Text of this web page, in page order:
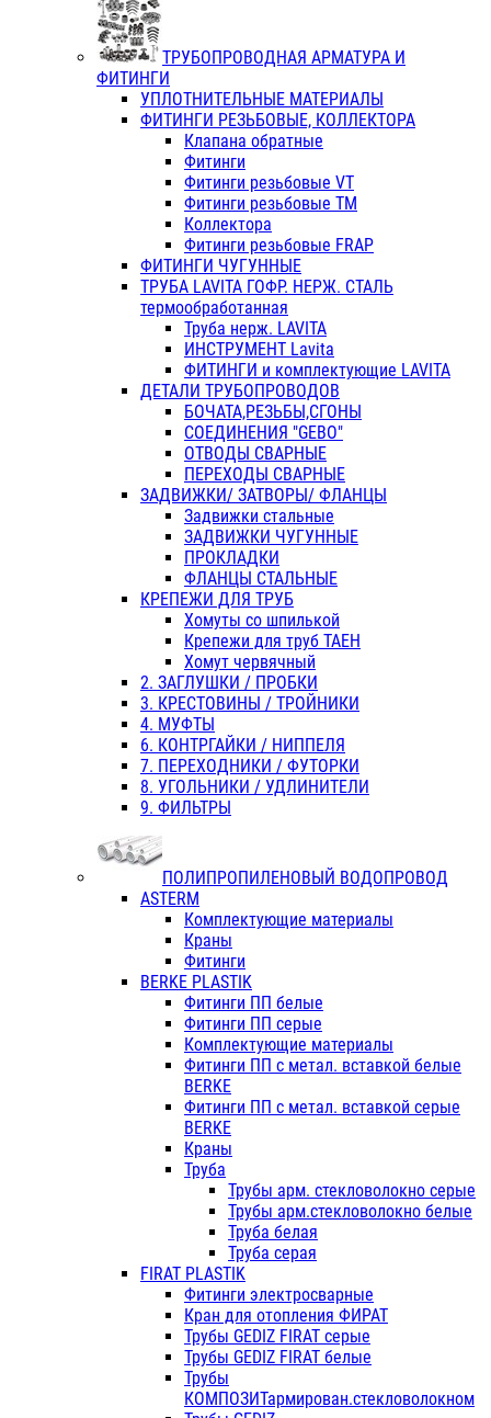
ТРУБОПРОВОДНАЯ АРМАТУРА И
ФИТИНГИ
УПЛОТНИТЕЛЬНЫЕ МАТЕРИАЛЫ
ФИТИНГИ РЕЗЬБОВЫЕ, КОЛЛЕКТОРА
Клапана обратные
Фитинги
Фитинги резьбовые VT
Фитинги резьбовые ТМ
Коллектора
Фитинги резьбовые FRAP
ФИТИНГИ ЧУГУННЫЕ
ТРУБА LAVITA ГОФР. НЕРЖ. СТАЛЬ
термообработанная
Труба нерж. LAVITA
ИНСТРУМЕНТ Lavita
ФИТИНГИ и комплектующие LAVITA
ДЕТАЛИ ТРУБОПРОВОДОВ
БОЧАТА,РЕЗЬБЫ,СГОНЫ
СОЕДИНЕНИЯ "GEBO"
ОТВОДЫ СВАРНЫЕ
ПЕРЕХОДЫ СВАРНЫЕ
ЗАДВИЖКИ/ ЗАТВОРЫ/ ФЛАНЦЫ
Задвижки стальные
ЗАДВИЖКИ ЧУГУННЫЕ
ПРОКЛАДКИ
ФЛАНЦЫ СТАЛЬНЫЕ
КРЕПЕЖИ ДЛЯ ТРУБ
Хомуты со шпилькой
Крепежи для труб ТАЕН
Хомут червячный
2. ЗАГЛУШКИ / ПРОБКИ
3. КРЕСТОВИНЫ / ТРОЙНИКИ
4. МУФТЫ
6. КОНТРГАЙКИ / НИППЕЛЯ
7. ПЕРЕХОДНИКИ / ФУТОРКИ
8. УГОЛЬНИКИ / УДЛИНИТЕЛИ
9. ФИЛЬТРЫ
ПОЛИПРОПИЛЕНОВЫЙ ВОДОПРОВОД
ASTERM
Комплектующие материалы
Краны
Фитинги
BERKE PLASTIK
Фитинги ПП белые
Фитинги ПП серые
Комплектующие материалы
Фитинги ПП с метал. вставкой белые
BERKE
Фитинги ПП с метал. вставкой серые
BERKE
Краны
Труба
Трубы арм. стекловолокно серые
Трубы арм.стекловолокно белые
Труба белая
Труба серая
FIRAT PLASTIK
Фитинги электросварные
Кран для отопления ФИРАТ
Трубы GEDIZ FIRAT серые
Трубы GEDIZ FIRAT белые
Трубы
КОМПОЗИТармирован.стекловолокном